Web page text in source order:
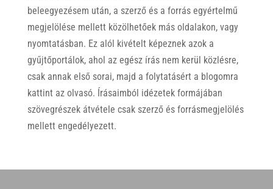
beleegyezésem után, a szerző és a forrás egyértelmű
megjelölése mellett közölhetőek más oldalakon, vagy
nyomtatásban. Ez alól kivételt képeznek azok a
gyűjtőportálok, ahol az egész írás nem kerül közlésre,
csak annak első sorai, majd a folytatásért a blogomra
kattint az olvasó. Írásaimból idézetek formájában
szövegrészek átvétele csak szerző és forrásmegjelölés
mellett engedélyezett.